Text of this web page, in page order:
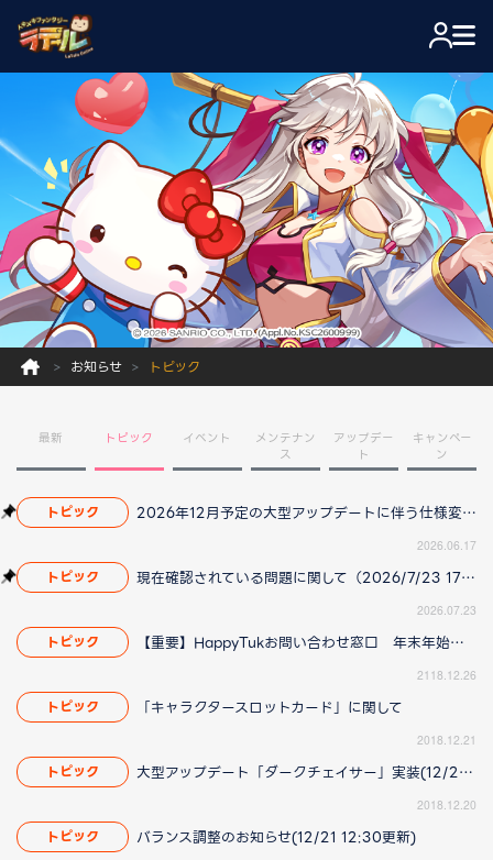
お知らせ トピック
最新 トピック イベント
メンテナン
ス
アップデー
ト
キャンペー
ン
トピック 2026年12月予定の大型アップデートに伴う仕様変更のお知らせ
2026.06.17
トピック 現在確認されている問題に関して（2026/7/23 17:00更新）
2026.07.23
トピック 【重要】HappyTukお問い合わせ窓口 年末年始の営業についてのお知らせ
2118.12.26
トピック 「キャラクタースロットカード」に関して
2018.12.21
トピック 大型アップデート「ダークチェイサー」実装(12/21 12:10更新)
2018.12.20
トピック バランス調整のお知らせ(12/21 12:30更新)